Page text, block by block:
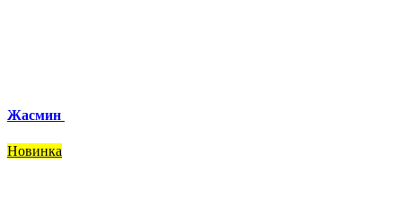
Жасмин
Новинка